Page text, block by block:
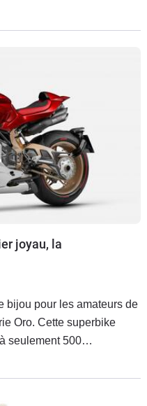
innovantes et
joyau, la
bijou pour les amateurs de
Oro. Cette superbike
seulement 500
aux exigences des pilotes